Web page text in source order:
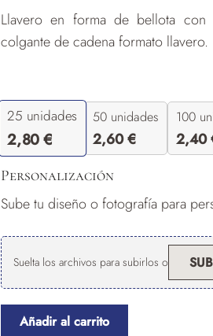
Llavero en forma de bellota con
colgante de cadena formato llavero.
25 unidades
2,80€
50 unidades
2,60€
100
2,40
Personalización
Sube tu diseño o fotografía para
Suelta los archivos para subirlos o
Añadir al carrito